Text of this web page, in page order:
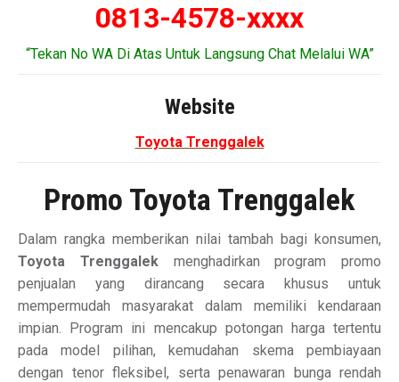
0813-4578-xxxx
“Tekan No WA Di Atas Untuk Langsung Chat Melalui WA”
Website
Toyota Trenggalek
Promo Toyota Trenggalek
Dalam rangka memberikan nilai tambah bagi konsumen,
Toyota Trenggalekmenghadirkan program promo
penjualan yang dirancang secara khusus untuk
mempermudah masyarakat dalam memiliki kendaraan
impian. Program ini mencakup potongan harga tertentu
pada model pilihan, kemudahan skema pembiayaan
dengan tenor fleksibel, serta penawaran bunga rendah